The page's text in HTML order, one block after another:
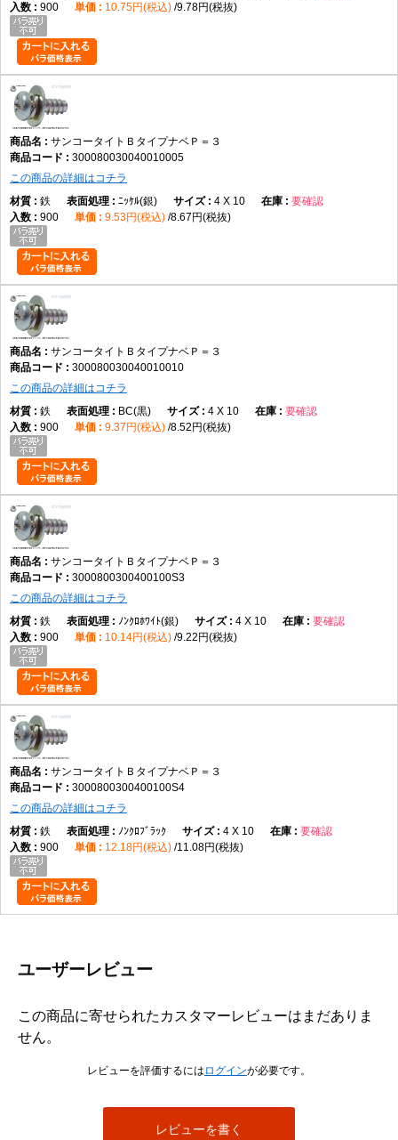
900
10.75円(税込) 9.78円(税抜)
サンコータイトＢタイプナベＰ＝３
300080030040010005
この商品の詳細はコチラ
鉄
ﾆｯｹﾙ(銀) 4 X 10
要確認
900
9.53円(税込) 8.67円(税抜)
サンコータイトＢタイプナベＰ＝３
300080030040010010
この商品の詳細はコチラ
鉄
BC(黒) 4 X 10
要確認
900
9.37円(税込) 8.52円(税抜)
サンコータイトＢタイプナベＰ＝３
3000800300400100S3
この商品の詳細はコチラ
鉄
ﾉﾝｸﾛﾎﾜｲﾄ(銀) 4 X 10
要確認
900
10.14円(税込) 9.22円(税抜)
サンコータイトＢタイプナベＰ＝３
3000800300400100S4
この商品の詳細はコチラ
鉄
ﾉﾝｸﾛﾌﾞﾗｯｸ 4 X 10
要確認
900
12.18円(税込) 11.08円(税抜)
ユーザーレビュー
この商品に寄せられたカスタマーレビューはまだありま
せん。
レビューを評価するには ログインが必要です。
レビューを書く